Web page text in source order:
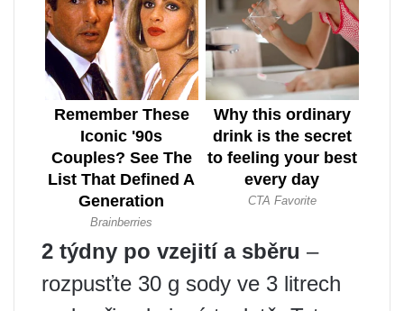
2 týdny po vzejití a sběru –
rozpusťte 30 g sody ve 3 litrech